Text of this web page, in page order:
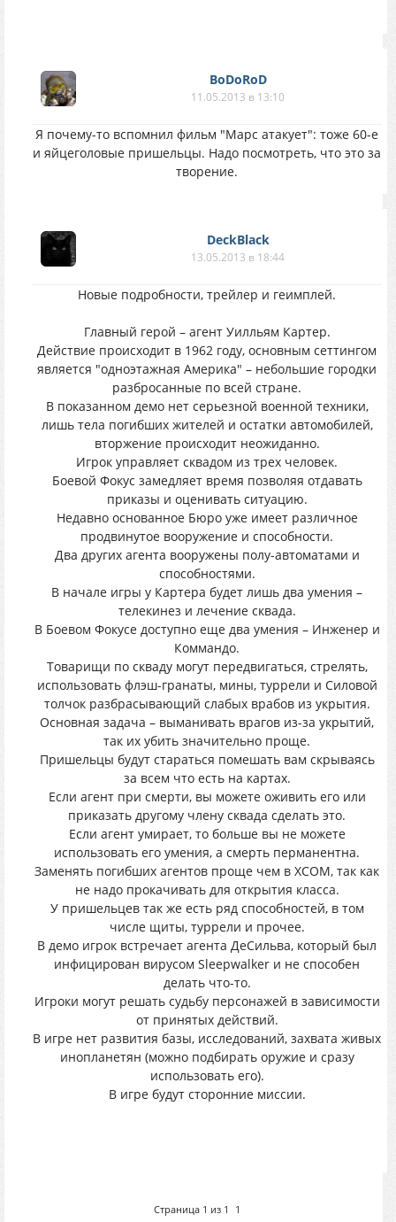
BoDoRoD
11.05.2013 в 13:10
Я почему-то вспомнил фильм "Марс атакует": тоже 60-е
и яйцеголовые пришельцы. Надо посмотреть, что это за
творение.
DeckBlack
13.05.2013 в 18:44
Новые подробности, трейлер и геимплей.
Главный герой – агент Уилльям Картер.
Действие происходит в 1962 году, основным сеттингом
является "одноэтажная Америка" – небольшие городки
разбросанные по всей стране.
В показанном демо нет серьезной военной техники,
лишь тела погибших жителей и остатки автомобилей,
вторжение происходит неожиданно.
Игрок управляет сквадом из трех человек.
Боевой Фокус замедляет время позволяя отдавать
приказы и оценивать ситуацию.
Недавно основанное Бюро уже имеет различное
продвинутое вооружение и способности.
Два других агента вооружены полу-автоматами и
способностями.
В начале игры у Картера будет лишь два умения –
телекинез и лечение сквада.
В Боевом Фокусе доступно еще два умения – Инженер и
Коммандо.
Товарищи по скваду могут передвигаться, стрелять,
использовать флэш-гранаты, мины, туррели и Силовой
толчок разбрасывающий слабых врабов из укрытия.
Основная задача – выманивать врагов из-за укрытий,
так их убить значительно проще.
Пришельцы будут стараться помешать вам скрываясь
за всем что есть на картах.
Если агент при смерти, вы можете оживить его или
приказать другому члену сквада сделать это.
Если агент умирает, то больше вы не можете
использовать его умения, а смерть перманентна.
Заменять погибших агентов проще чем в XCOM, так как
не надо прокачивать для открытия класса.
У пришельцев так же есть ряд способностей, в том
числе щиты, туррели и прочее.
В демо игрок встречает агента ДеСильва, который был
инфицирован вирусом Sleepwalker и не способен
делать что-то.
Игроки могут решать судьбу персонажей в зависимости
от принятых действий.
В игре нет развития базы, исследований, захвата живых
инопланетян (можно подбирать оружие и сразу
использовать его).
В игре будут сторонние миссии.
Страница 1 из 1 1